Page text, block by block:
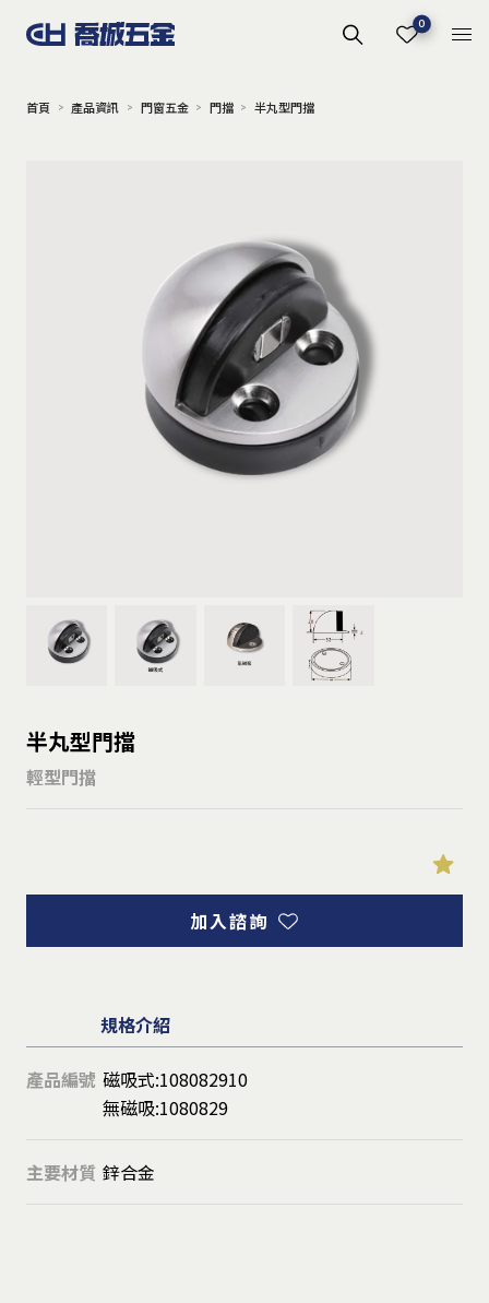
0
首頁 產品資訊 門窗五金 門擋 半丸型門擋
半丸型門擋
輕型門擋
加入諮詢
規格介紹
產品編號 磁吸式:108082910
無磁吸:1080829
主要材質 鋅合金